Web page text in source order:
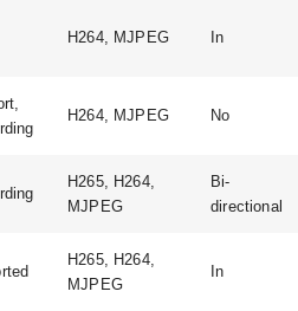
H264, MJPEG In
H264, MJPEG No
H265, H264,
MJPEG
Bi-
directional
H265, H264,
MJPEG
In